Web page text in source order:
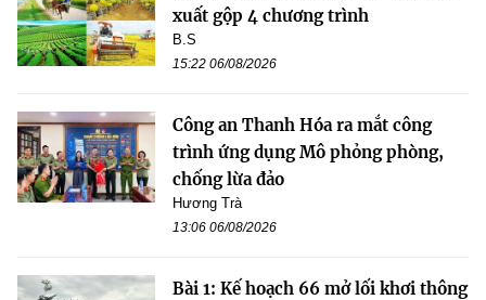
xuất gộp 4 chương trình
B.S
15:22 06/08/2026
Công an Thanh Hóa ra mắt công
trình ứng dụng Mô phỏng phòng,
chống lừa đảo
Hương Trà
13:06 06/08/2026
Bài 1: Kế hoạch 66 mở lối khơi thông